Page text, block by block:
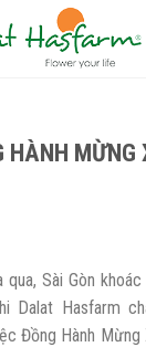
HÀNH
Sài Gòn
Dalat Hasfarm
Đồng Hành